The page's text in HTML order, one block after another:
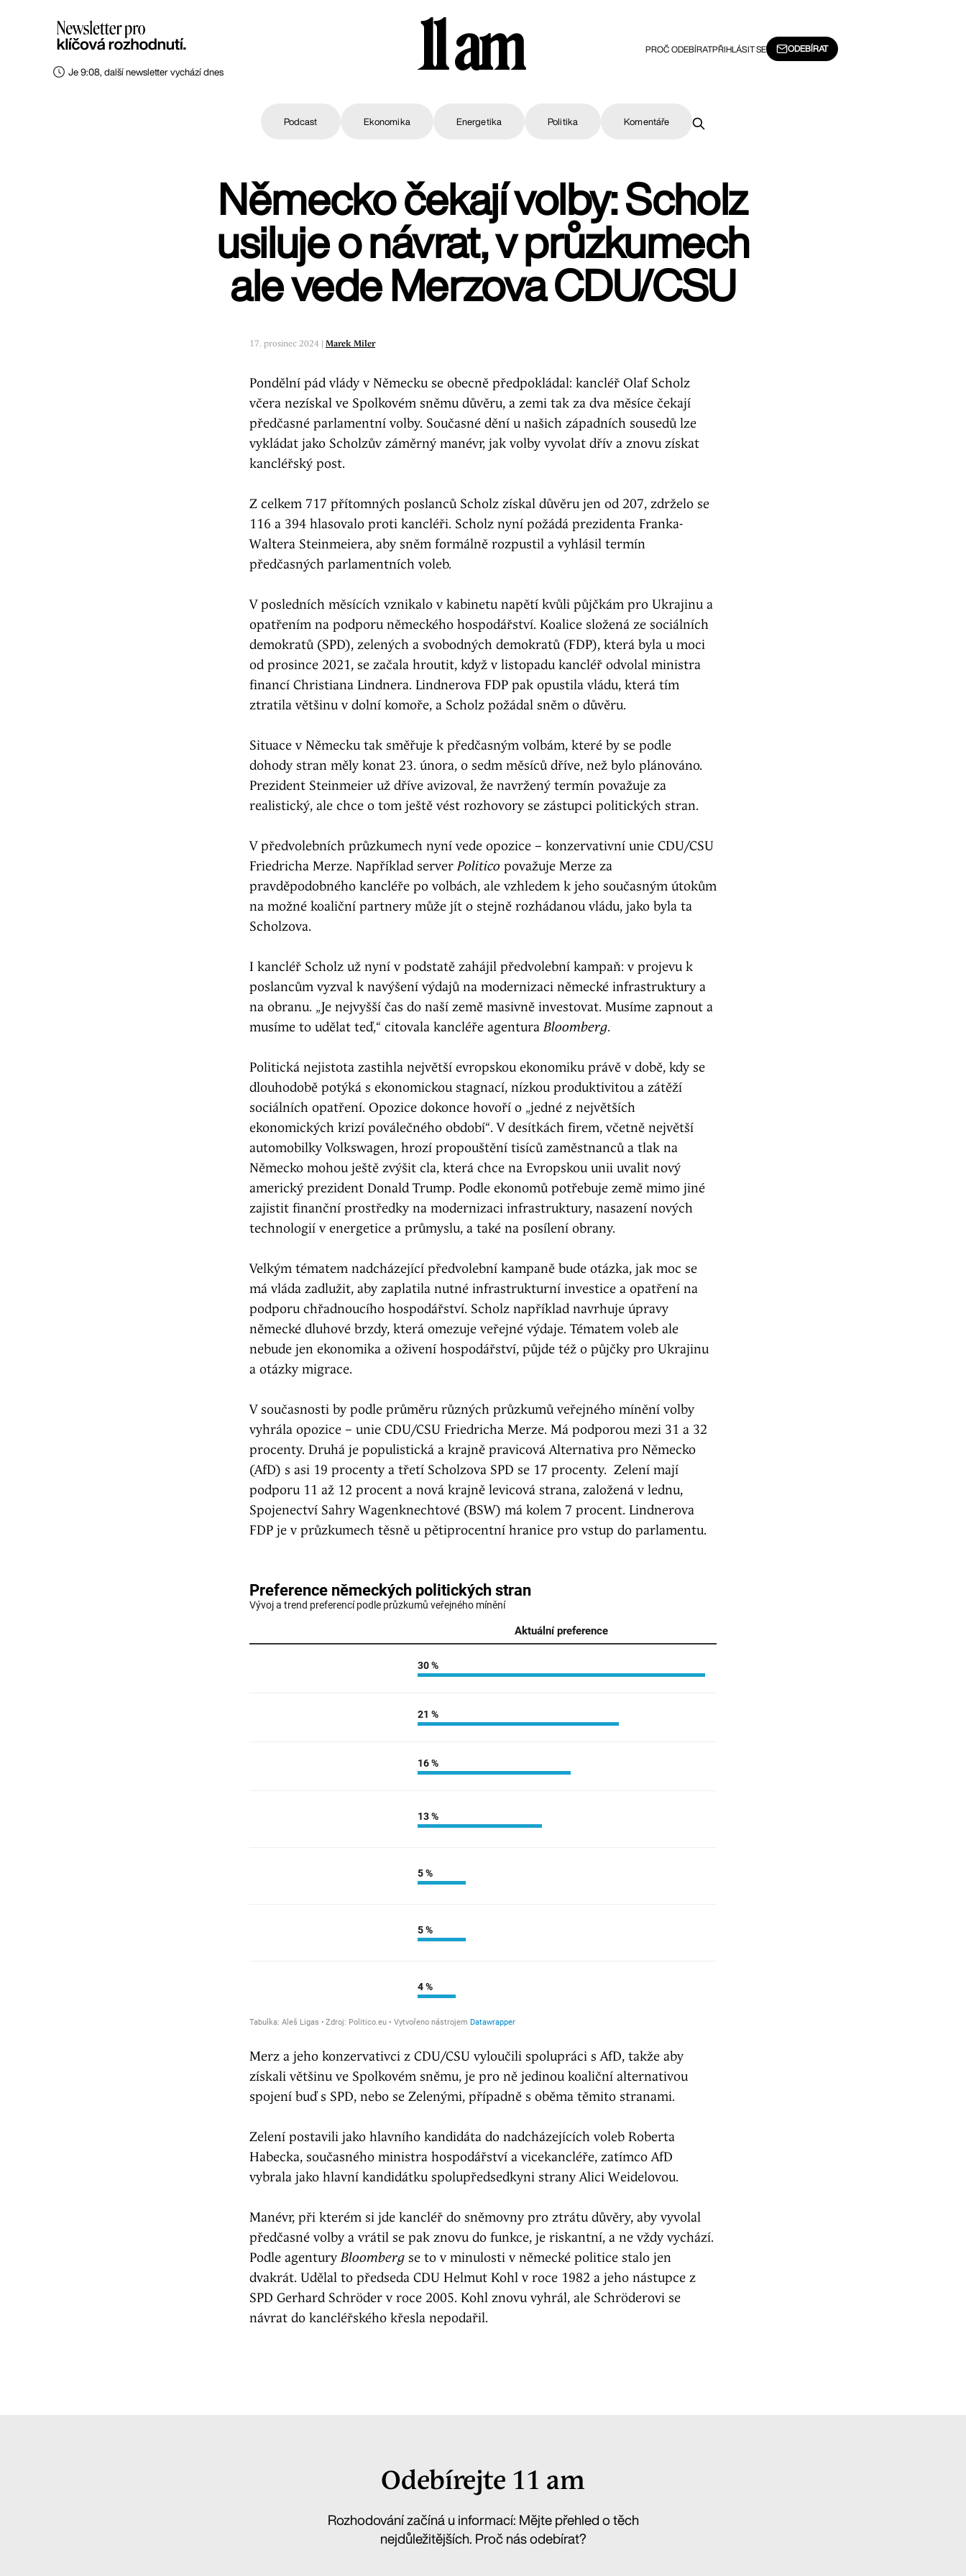
Je 9:08, další newsletter vychází dnes 11 am PROČ ODEBÍRATPŘIHLÁSIT SE ODEBÍRAT
Podcast Ekonomika Energetika Politika Komentáře
Německo čekají volby: Scholz
usiluje o návrat, v průzkumech
ale vede Merzova CDU/CSU
17. prosinec 2024 | Marek Miler
Pondělní pád vlády v Německu se obecně předpokládal: kancléř Olaf Scholz
včera nezískal ve Spolkovém sněmu důvěru, a zemi tak za dva měsíce čekají
předčasné parlamentní volby. Současné dění u našich západních sousedů lze
vykládat jako Scholzův záměrný manévr, jak volby vyvolat dřív a znovu získat
kancléřský post.
Z celkem 717 přítomných poslanců Scholz získal důvěru jen od 207, zdrželo se
116 a 394 hlasovalo proti kancléři. Scholz nyní požádá prezidenta Franka-
Waltera Steinmeiera, aby sněm formálně rozpustil a vyhlásil termín
předčasných parlamentních voleb.
V posledních měsících vznikalo v kabinetu napětí kvůli půjčkám pro Ukrajinu a
opatřením na podporu německého hospodářství. Koalice složená ze sociálních
demokratů (SPD), zelených a svobodných demokratů (FDP), která byla u moci
od prosince 2021, se začala hroutit, když v listopadu kancléř odvolal ministra
financí Christiana Lindnera. Lindnerova FDP pak opustila vládu, která tím
ztratila většinu v dolní komoře, a Scholz požádal sněm o důvěru.
Situace v Německu tak směřuje k předčasným volbám, které by se podle
dohody stran měly konat 23. února, o sedm měsíců dříve, než bylo plánováno.
Prezident Steinmeier už dříve avizoval, že navržený termín považuje za
realistický, ale chce o tom ještě vést rozhovory se zástupci politických stran.
V předvolebních průzkumech nyní vede opozice – konzervativní unie CDU/CSU
Friedricha Merze. Například serverPolitico považuje Merze za
pravděpodobného kancléře po volbách, ale vzhledem k jeho současným útokům
na možné koaliční partnery může jít o stejně rozhádanou vládu, jako byla ta
Scholzova.
I kancléř Scholz už nyní v podstatě zahájil předvolební kampaň: v projevu k
poslancům vyzval k navýšení výdajů na modernizaci německé infrastruktury a
na obranu. „Je nejvyšší čas do naší země masivně investovat. Musíme zapnout a
musíme to udělat teď,“ citovala kancléře agenturaBloomberg.
Politická nejistota zastihla největší evropskou ekonomiku právě v době, kdy se
dlouhodobě potýká s ekonomickou stagnací, nízkou produktivitou a zátěží
sociálních opatření. Opozice dokonce hovoří o „jedné z největších
ekonomických krizí poválečného období“. V desítkách firem, včetně největší
automobilky Volkswagen, hrozí propouštění tisíců zaměstnanců a tlak na
Německo mohou ještě zvýšit cla, která chce na Evropskou unii uvalit nový
americký prezident Donald Trump. Podle ekonomů potřebuje země mimo jiné
zajistit finanční prostředky na modernizaci infrastruktury, nasazení nových
technologií v energetice a průmyslu, a také na posílení obrany.
Velkým tématem nadcházející předvolební kampaně bude otázka, jak moc se
má vláda zadlužit, aby zaplatila nutné infrastrukturní investice a opatření na
podporu chřadnoucího hospodářství. Scholz například navrhuje úpravy
německé dluhové brzdy, která omezuje veřejné výdaje. Tématem voleb ale
nebude jen ekonomika a oživení hospodářství, půjde též o půjčky pro Ukrajinu
a otázky migrace.
V současnosti by podle průměru různých průzkumů veřejného mínění volby
vyhrála opozice – unie CDU/CSU Friedricha Merze. Má podporou mezi 31 a 32
procenty. Druhá je populistická a krajně pravicová Alternativa pro Německo
(AfD) s asi 19 procenty a třetí Scholzova SPD se 17 procenty. Zelení mají
podporu 11 až 12 procent a nová krajně levicová strana, založená v lednu,
Spojenectví Sahry Wagenknechtové (BSW) má kolem 7 procent. Lindnerova
FDP je v průzkumech těsně u pětiprocentní hranice pro vstup do parlamentu.
Merz a jeho konzervativci z CDU/CSU vyloučili spolupráci s AfD, takže aby
získali většinu ve Spolkovém sněmu, je pro ně jedinou koaliční alternativou
spojení buď s SPD, nebo se Zelenými, případně s oběma těmito stranami.
Zelení postavili jako hlavního kandidáta do nadcházejících voleb Roberta
Habecka, současného ministra hospodářství a vicekancléře, zatímco AfD
vybrala jako hlavní kandidátku spolupředsedkyni strany Alici Weidelovou.
Manévr, při kterém si jde kancléř do sněmovny pro ztrátu důvěry, aby vyvolal
předčasné volby a vrátil se pak znovu do funkce, je riskantní, a ne vždy vychází.
Podle agenturyBloomberg se to v minulosti v německé politice stalo jen
dvakrát. Udělal to předseda CDU Helmut Kohl v roce 1982 a jeho nástupce z
SPD Gerhard Schröder v roce 2005. Kohl znovu vyhrál, ale Schröderovi se
návrat do kancléřského křesla nepodařil.
Odebírejte 11 am
Rozhodování začíná u informací: Mějte přehled o těch
nejdůležitějších. Proč nás odebírat?